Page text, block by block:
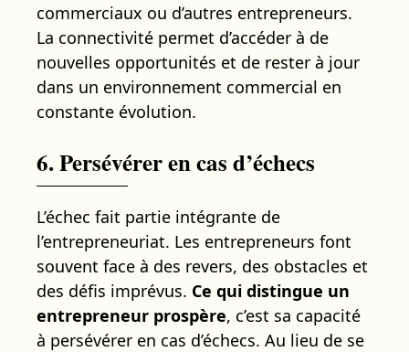
commerciaux ou d’autres entrepreneurs.
La connectivité permet d’accéder à de
nouvelles opportunités et de rester à jour
dans un environnement commercial en
constante évolution.
6. Persévérer en cas d’échecs
L’échec fait partie intégrante de
l’entrepreneuriat. Les entrepreneurs font
souvent face à des revers, des obstacles et
des défis imprévus. Ce qui distingue un
entrepreneur prospère, c’est sa capacité
à persévérer en cas d’échecs. Au lieu de se